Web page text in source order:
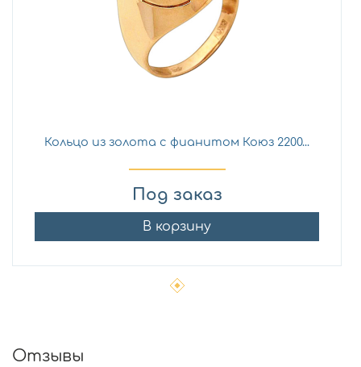
Кольцо из золота с фианитом Коюз 2200...
Под заказ
В корзину
Отзывы